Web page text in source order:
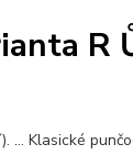
R
... Klasické